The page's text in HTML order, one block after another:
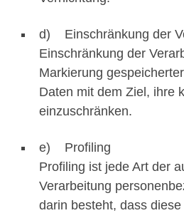
d) Einschränkung der
Einschränkung der
Markierung
Daten mit dem Ziel, ihre
einzuschränken.
e) Profiling
Profiling ist jede Art der
Verarbeitung
darin besteht, dass